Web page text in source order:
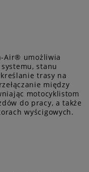
Air® umożliwia
stanu
trasy na
między
motocyklistom
do pracy, a także
wyścigowych.